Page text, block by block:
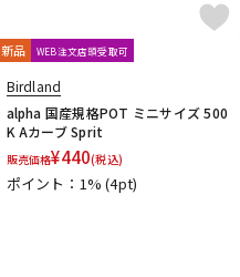
DTM
新品 WEB注文店頭受取可
Birdland
alpha 国産規格POT ミニサイズ 500
K Aカーブ Sprit
販売価格¥440(税込)
ポイント：1%(4pt)